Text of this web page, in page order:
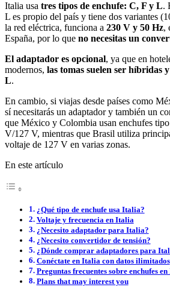
Italia usa tres tipos de enchufe: C, F y L.
L es propio del país y tiene dos variantes
la red eléctrica, funciona a 230 V y 50 Hz,
España, por lo que no necesitas un
El adaptador es opcional, ya que en
modernos, las tomas suelen ser híbridas
L.
En cambio, si viajas desde países como
sí necesitarás un adaptador y también un
que México y Colombia usan enchufes
V/127 V, mientras que Brasil utiliza
voltaje de 127 V en varias zonas.
En este artículo
¿Qué tipo de enchufe usa Italia?
Voltaje y frecuencia en Italia
¿Necesito adaptador para Italia?
¿Necesito convertidor de tensión?
¿Dónde comprar adaptadores para
Conéctate en Italia con datos ilimitados
Preguntas frecuentes sobre enchufes
Plans that may interest you